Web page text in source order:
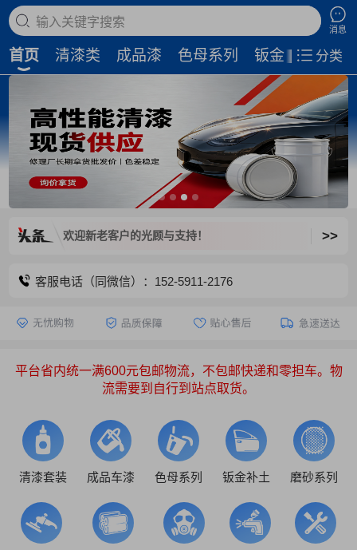
搜索商品
消息
首页 清漆类 成品漆 色母系列 钣金补土 磨
分类
闭，欢迎新老客户的光顾与支持！ >>
客服电话（同微信）：152-5911-2176
平台省内统一满600元包邮物流，不包邮快递和零担车。物
流需要到自行到站点取货。
清漆套装 成品车漆 色母系列 钣金补土 磨砂系列